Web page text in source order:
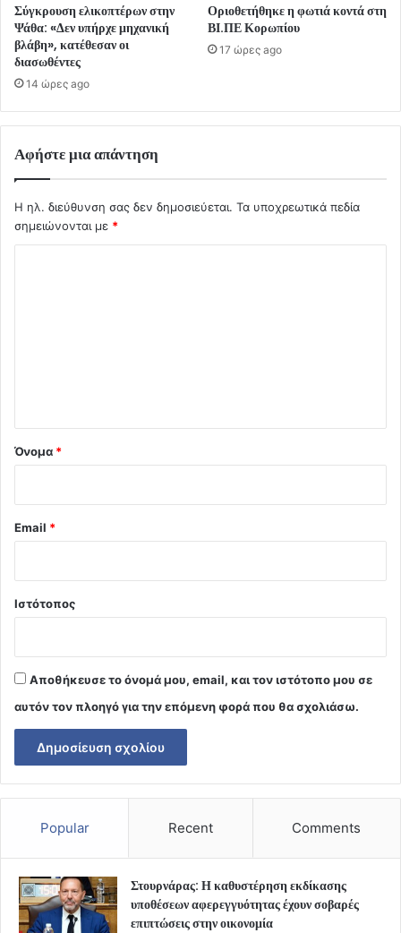
Σύγκρουση ελικοπτέρων στην
Ψάθα: «Δεν υπήρχε μηχανική
βλάβη», κατέθεσαν οι
διασωθέντες
14 ώρες ago
Οριοθετήθηκε η φωτιά κοντά στη
ΒΙ.ΠΕ Κορωπίου
17 ώρες ago
Αφήστε μια απάντηση
Η ηλ. διεύθυνση σας δεν δημοσιεύεται. Τα υποχρεωτικά πεδία
σημειώνονται με *
Όνομα *
Email *
Ιστότοπος
Αποθήκευσε το όνομά μου, email, και τον ιστότοπο μου σε
αυτόν τον πλοηγό για την επόμενη φορά που θα σχολιάσω.
Popular Recent Comments
Στουρνάρας: Η καθυστέρηση εκδίκασης
υποθέσεων αφερεγγυότητας έχουν σοβαρές
επιπτώσεις στην οικονομία